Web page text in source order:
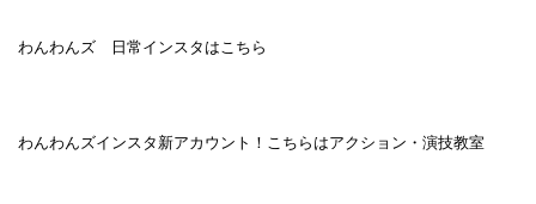
わんわんズ 日常インスタはこちら
わんわんズインスタ新アカウント！こちらはアクション・演技教室